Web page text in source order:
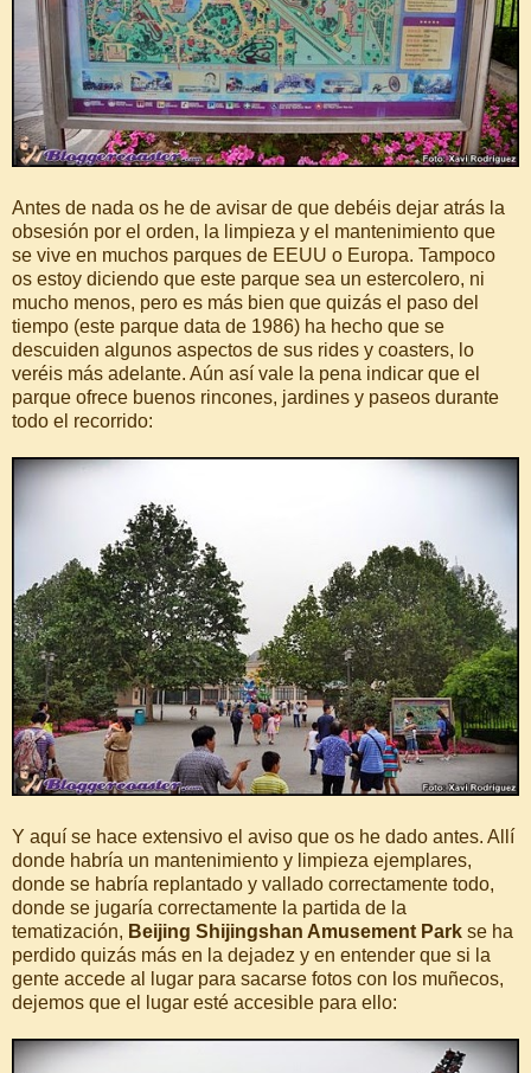
Antes de nada os he de avisar de que debéis dejar atrás la
obsesión por el orden, la limpieza y el mantenimiento que
se vive en muchos parques de EEUU o Europa. Tampoco
os estoy diciendo que este parque sea un estercolero, ni
mucho menos, pero es más bien que quizás el paso del
tiempo (este parque data de 1986) ha hecho que se
descuiden algunos aspectos de sus rides y coasters, lo
veréis más adelante. Aún así vale la pena indicar que el
parque ofrece buenos rincones, jardines y paseos durante
todo el recorrido:
Y aquí se hace extensivo el aviso que os he dado antes. Allí
donde habría un mantenimiento y limpieza ejemplares,
donde se habría replantado y vallado correctamente todo,
donde se jugaría correctamente la partida de la
tematización, Beijing Shijingshan Amusement Park se ha
perdido quizás más en la dejadez y en entender que si la
gente accede al lugar para sacarse fotos con los muñecos,
dejemos que el lugar esté accesible para ello: